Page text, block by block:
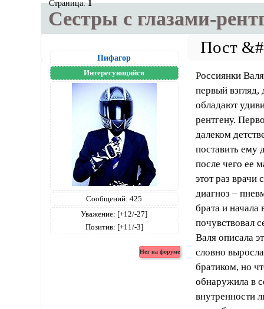
Сестры с глазами-
Страница:1
Пифагор
Интересующийся
Сообщений: 425
Уважение: [+12/-27]
Позитив: [+11/-3]
Россиянки
первый
обладают
рентгену.
далеком
поставить ему
после чего ее
этот раз
диагноз –
брата и начала
почувствовал
Валя описала
словно
братиком, но
обнаружила в
внутренности